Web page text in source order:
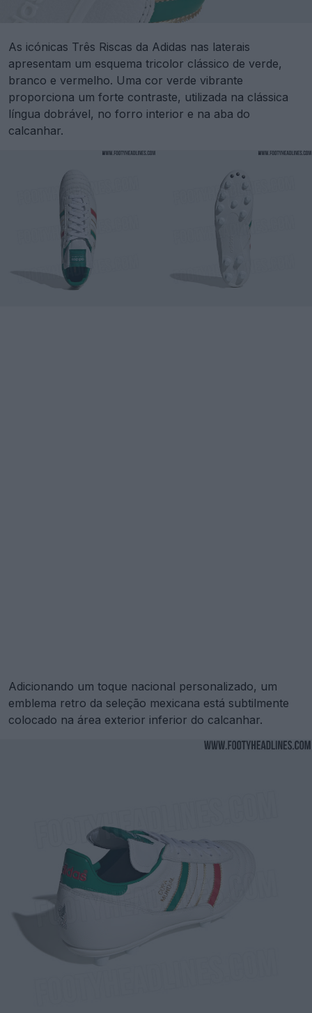
As icónicas Três Riscas da Adidas nas laterais
apresentam um esquema tricolor clássico de verde,
branco e vermelho. Uma cor verde vibrante
proporciona um forte contraste, utilizada na clássica
língua dobrável, no forro interior e na aba do
calcanhar.
Adicionando um toque nacional personalizado, um
emblema retro da seleção mexicana está subtilmente
colocado na área exterior inferior do calcanhar.